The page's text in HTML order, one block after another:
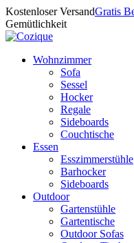
Kostenloser VersandGratis
Gemütlichkeit
Wohnzimmer
Sofa
Sessel
Hocker
Regale
Sideboards
Couchtische
Essen
Esszimmerstühle
Barhocker
Sideboards
Outdoor
Gartenstühle
Gartentische
Outdoor Sofas